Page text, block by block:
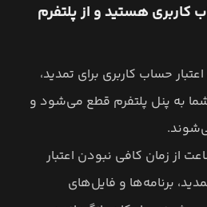
کاربری هستید و از پلتفرم
حساب کاربری برای تمدید،‌
به پنل پلتفرم قطع می‌شود و
گذشت ۲۴ ساعت از زمان کافی نبودن اعتبار
برنامه‌ها و فایل‌های